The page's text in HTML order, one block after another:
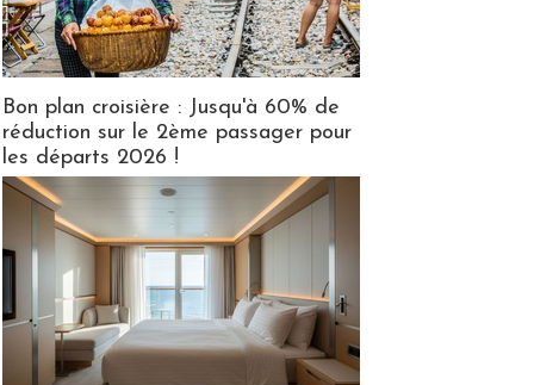
Bon plan croisière : Jusqu'à 60% de
réduction sur le 2ème passager pour
les départs 2026 !